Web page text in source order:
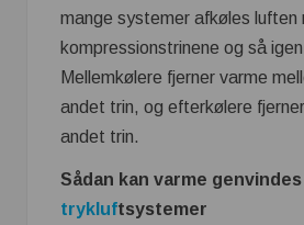
mange systemer afkøles luften
kompressionstrinene og så
Mellemkølere fjerner varme
andet trin, og efterkølere
andet trin.
Sådan kan varme genvindes
trykluftsystemer